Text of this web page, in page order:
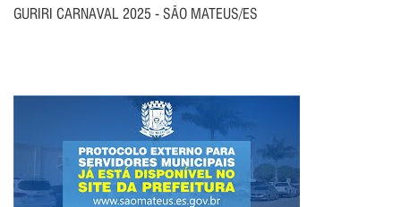
GURIRI CARNAVAL 2025 - SÃO MATEUS/ES